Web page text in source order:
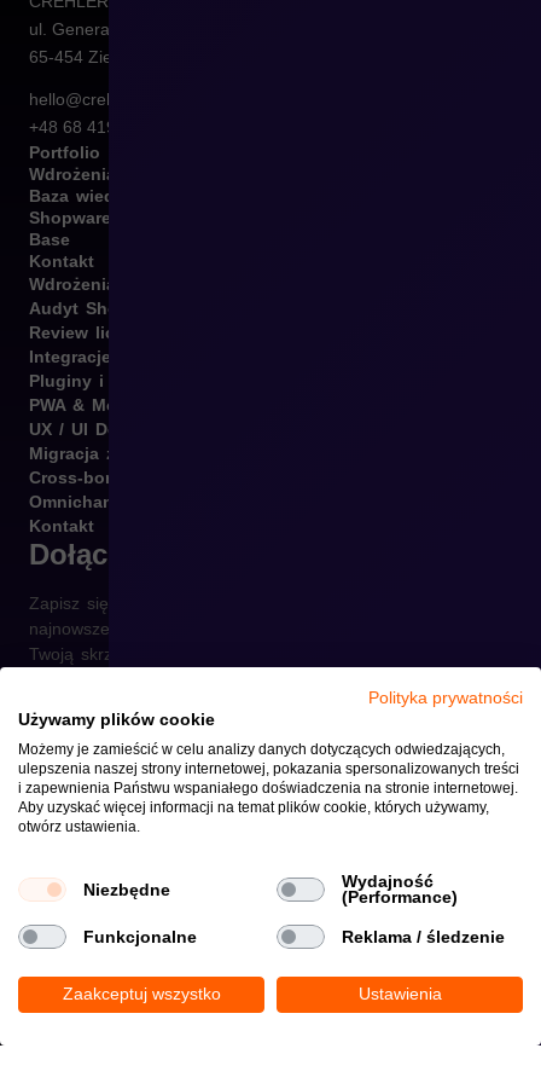
ul. Generała Władysława Sikorskiego 4/120
65-454 Zielona Góra
hello@crehler.com
+48 68 419 94 50
Portfolio
Wdrożenia
Baza wiedzy
Shopware
Base
Kontakt
Wdrożenia B2B i B2C
Audyt Shopware
Review licencji Shopware
Integracje Shopware
Pluginy i template
PWA & Mobile
UX / UI Design
Migracja z różnych platform
Cross-border
Omnichannel
Kontakt
Dołącz do newslettera
Zapisz się do naszego newslettera i otrzymuj raz w tygodniu
najnowsze informacje ze świata e-commerce prosto na
Twoją skrzynkę.
Wyrażam zgodę na otrzymywanie informacji handlowych środkami
komunikacji elektronicznej wysyłanymi przez crehler.com zgodnie z
Polityką prywatności
Polityka prywatności
Używamy plików cookie
Możemy je zamieścić w celu analizy danych dotyczących odwiedzających,
ulepszenia naszej strony internetowej, pokazania spersonalizowanych treści
i zapewnienia Państwu wspaniałego doświadczenia na stronie internetowej.
Aby uzyskać więcej informacji na temat plików cookie, których używamy,
otwórz ustawienia.
Niezbędne
Wydajność
(Performance)
Funkcjonalne Reklama / śledzenie
Zaakceptuj wszystko Ustawienia